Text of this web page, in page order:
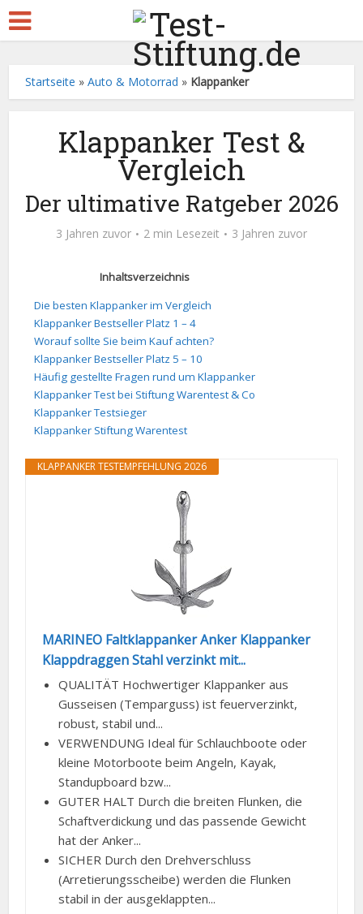
Startseite »Auto & Motorrad » Klappanker
Klappanker Test &
Vergleich
Der ultimative Ratgeber 2026
3 Jahren zuvor 2 min Lesezeit 3 Jahren zuvor
Inhaltsverzeichnis
Die besten Klappanker im Vergleich
Klappanker Bestseller Platz 1 – 4
Worauf sollte Sie beim Kauf achten?
Klappanker Bestseller Platz 5 – 10
Häufig gestellte Fragen rund um Klappanker
Klappanker Test bei Stiftung Warentest & Co
Klappanker Testsieger
Klappanker Stiftung Warentest
KLAPPANKER TESTEMPFEHLUNG 2026
MARINEO Faltklappanker Anker Klappanker
Klappdraggen Stahl verzinkt mit...
QUALITÄT Hochwertiger Klappanker aus
Gusseisen (Temparguss) ist feuerverzinkt,
robust, stabil und...
VERWENDUNG Ideal für Schlauchboote oder
kleine Motorboote beim Angeln, Kayak,
Standupboard bzw...
GUTER HALT Durch die breiten Flunken, die
Schaftverdickung und das passende Gewicht
hat der Anker...
SICHER Durch den Drehverschluss
(Arretierungsscheibe) werden die Flunken
stabil in der ausgeklappten...